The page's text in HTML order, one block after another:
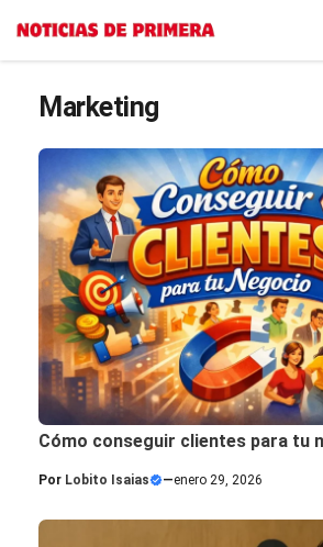
Saltar
Marketing
Cómo conseguir clientes para tu
Por Lobito Isaias —enero 29, 2026